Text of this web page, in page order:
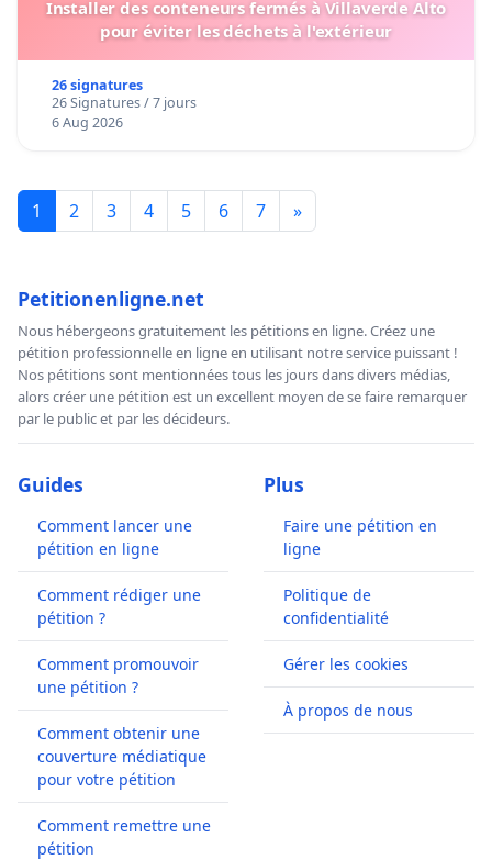
Installer des conteneurs fermés à Villaverde Alto
pour éviter les déchets à l'extérieur
26 signatures
26 Signatures / 7 jours
6 Aug 2026
1 2 3 4 5 6 7 »
Petitionenligne.net
Nous hébergeons gratuitement les pétitions en ligne. Créez une
pétition professionnelle en ligne en utilisant notre service puissant !
Nos pétitions sont mentionnées tous les jours dans divers médias,
alors créer une pétition est un excellent moyen de se faire remarquer
par le public et par les décideurs.
Guides
Comment lancer une
pétition en ligne
Comment rédiger une
pétition ?
Comment promouvoir
une pétition ?
Comment obtenir une
couverture médiatique
pour votre pétition
Comment remettre une
pétition
Plus
Faire une pétition en
ligne
Politique de
confidentialité
Gérer les cookies
À propos de nous